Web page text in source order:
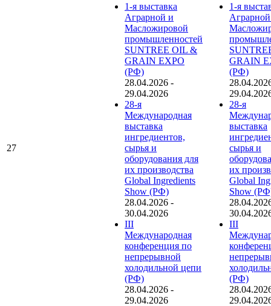
27
1-я выставка
Аграрной и
Масложировой
промышленностей
SUNTREE OIL &
GRAIN EXPO
(РФ)
28.04.2026 -
29.04.2026
28-я
Международная
выставка
ингредиентов,
сырья и
оборудования для
их производства
Global Ingredients
Show (РФ)
28.04.2026 -
30.04.2026
III
Международная
конференция по
непрерывной
холодильной цепи
(РФ)
28.04.2026 -
29.04.2026
1-я
GRAIN
(РФ)
28-я
выставка
сырья и
их
Global
Show
III
(РФ)